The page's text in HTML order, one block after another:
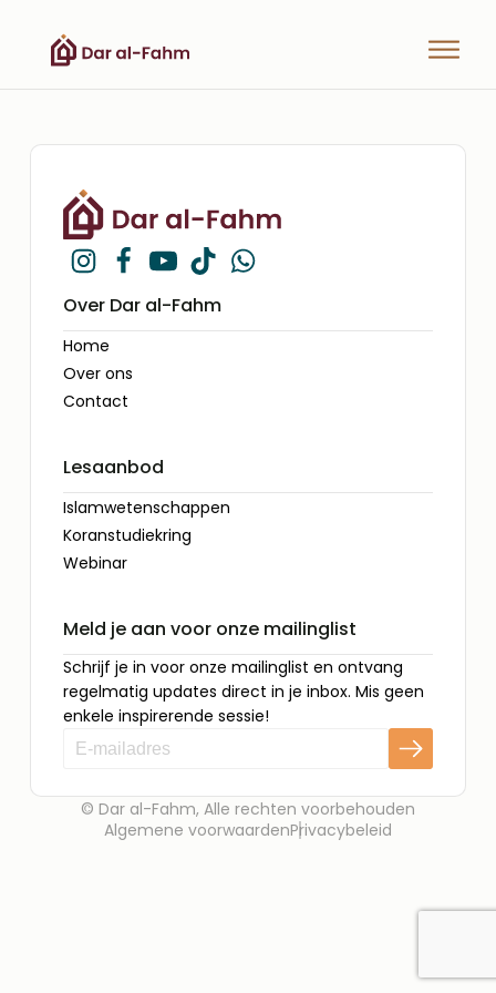
Over Dar al-Fahm
Home
Over ons
Contact
Lesaanbod
Islamwetenschappen
Koranstudiekring
Webinar
Meld je aan voor onze mailinglist
Schrijf je in voor onze mailinglist en ontvang
regelmatig updates direct in je inbox. Mis geen
enkele inspirerende sessie!
© Dar al-Fahm, Alle rechten voorbehouden
Algemene voorwaardenPrivacybeleid